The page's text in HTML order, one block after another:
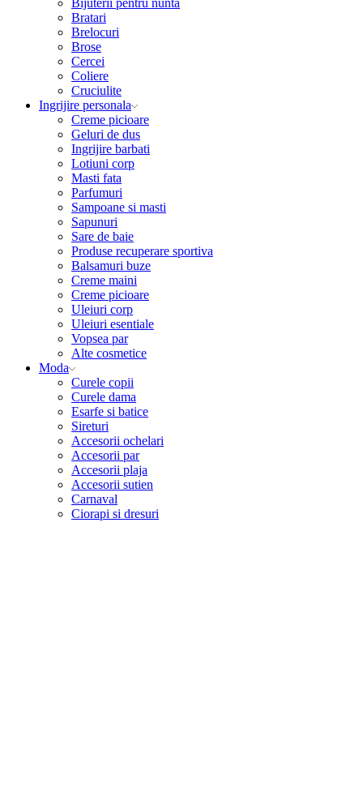
Bratari
Brelocuri
Brose
Cercei
Coliere
Cruciulite
Ingrijire personala
Creme picioare
Geluri de dus
Ingrijire barbati
Lotiuni corp
Masti fata
Parfumuri
Sampoane si masti
Sapunuri
Sare de baie
Produse recuperare sportiva
Balsamuri buze
Creme maini
Creme picioare
Uleiuri corp
Uleiuri esentiale
Vopsea par
Alte cosmetice
Moda
Curele copii
Curele dama
Esarfe si batice
Sireturi
Accesorii ochelari
Accesorii par
Accesorii plaja
Accesorii sutien
Carnaval
Ciorapi si dresuri